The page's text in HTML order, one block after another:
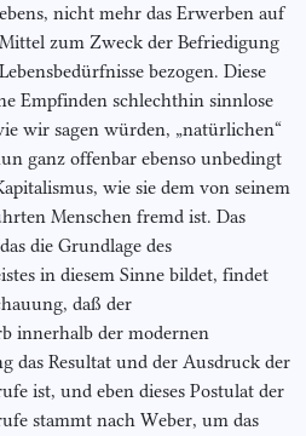
nicht mehr das Erwerben auf
zum Zweck der Befriedigung
bezogen. Diese
Empfinden schlechthin sinnlose
wir sagen würden, „natürlichen“
ganz offenbar ebenso unbedingt
wie sie dem von seinem
Menschen fremd ist. Das
die Grundlage des
in diesem Sinne bildet, findet
daß der
innerhalb der modernen
das Resultat und der Ausdruck der
ist, und eben dieses Postulat der
stammt nach Weber, um das